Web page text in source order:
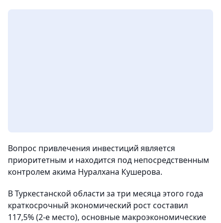
Вопрос привлечения инвестиций является
приоритетным и находится под непосредственным
контролем акима Нуралхана Кушерова.
В Туркестанской области за три месяца этого года
краткосрочный экономический рост составил
117,5% (2-е место), основные макроэкономические